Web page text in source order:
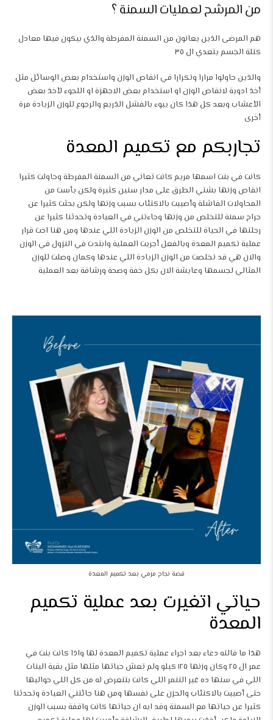
من المرشح لعمليات السمنة ؟
هم المرضى الذين يعانون من السمنة المفرطة والذي بيكون فيها معادل
كتلة الجسم يتعدي ال ٣٥
والذين حاولوا مرارا وتكرارا في انقاص الوزن واستخدام بعض الوسائل مثل
أخذ ادوية لانقاص الوزن او استخدام بعض الاجهزة او اللجوء لأخذ بعض
الأعشاب وبعد كل هذا كان يبوء بالفشل الذريع والرجوع للوزن الزيادة مرة
أخرى
تجاربكم مع تكميم المعدة
كانت في بنت اسمها مريم كانت تعاني من السمنة المفرطة وحاولت كثيرا
انقاص وزنها بشتي الطرق على مدار سنين كثيرة ولكن يأست من
المحاولات الفاشلة وأصيبت بالاكتئاب بسبب وزنها ولكن بحثت كثيرا عن
جراح سمنة للتخلص من وزنها وجاءتني في العيادة وتحدثنا كثيرا عن
رحلتها في الحياة للتخلص من الوزن الزيادة اللي عندها ومن هنا اخت قرار
عملية تكميم المعدة وبالفعل أجريت العملية وابتدت في النزول في الوزن
والان هي قد تخلصت من الوزن الزيادة اللي عندها وكمان وصلت للوزن
المثالي لجسمها وعايشة الان بكل خفة وصحة ورشاقة بعد العملية
قصة نجاح مرمي بعد تكميم المعدة
حياتي اتغيرت بعد عملية تكميم
المعدة
هذا ما قالته دعاء بعد اجراء عملية تكميم المعدة لها واذا كانت بنت في
عمر ال ٢٥ وكان وزنها ١٢٥ كيلو ولم تعش حياتها مثلها مثل بقية البنات
اللي في سنها ده غير التنمر اللي كانت بتتعرض له من كل اللي حواليها
حتى أصيبت بالاكتئاب والحزن على نفسها ومن هنا جائتني العيادة وتحدثنا
كثيرا عن حياتها مع السمنة وقد ايه ان حياتها كانت واقفة بسبب الوزن